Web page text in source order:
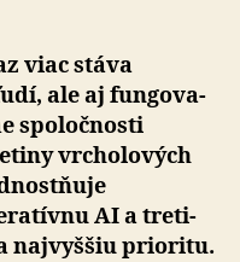
viac stáva
ale aj fun­go­va­
spo­loč­nosti
vrcholových
AI a tre­ti­
naj­vyššiu prioritu.